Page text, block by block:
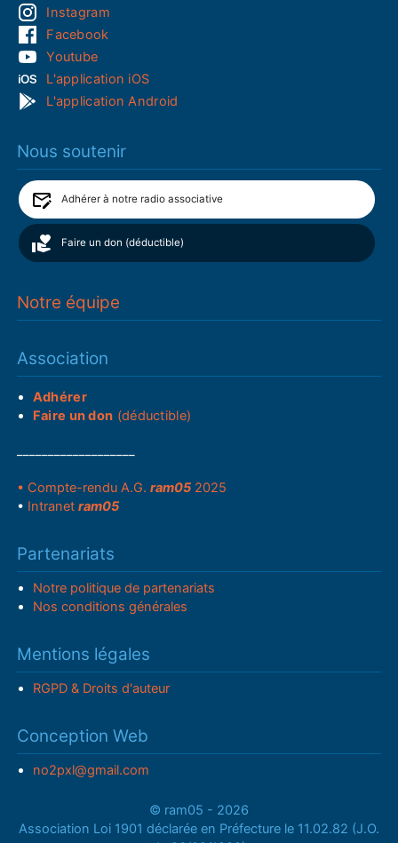
Instagram
Facebook
Youtube
L'application iOS
L'application Android
Nous soutenir
Adhérer à notre radio associative
Faire un don (déductible)
Notre équipe
Association
Adhérer
Faire un don (déductible)
• Compte-rendu A.G.ram05 2025
• Intranetram05
Partenariats
Notre politique de partenariats
Nos conditions générales
Mentions légales
RGPD & Droits d'auteur
Conception Web
no2pxl@gmail.com
© ram05 - 2026
Association Loi 1901 déclarée en Préfecture le 11.02.82 (J.O.